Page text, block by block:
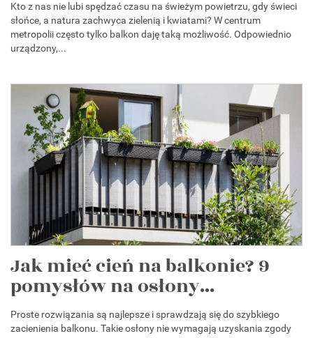
Kto z nas nie lubi spędzać czasu na świeżym powietrzu, gdy świeci
słońce, a natura zachwyca zielenią i kwiatami? W centrum
metropolii często tylko balkon daję taką możliwość. Odpowiednio
urządzony,...
Jak mieć cień na balkonie? 9
pomysłów na osłony...
Proste rozwiązania są najlepsze i sprawdzają się do szybkiego
zacienienia balkonu. Takie osłony nie wymagają uzyskania zgody